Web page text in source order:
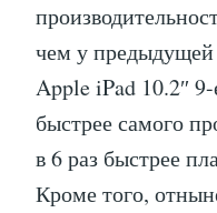
чем у
Apple iPad 10.2″
быстрее самого
в 6 раз быстрее
Кроме того,